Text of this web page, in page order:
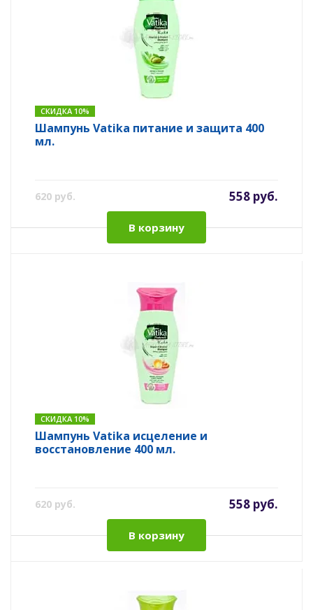
СКИДКА 10%
Шампунь Vatika питание и защита 400
мл.
620 руб. 558 руб.
В корзину
СКИДКА 10%
Шампунь Vatika исцеление и
восстановление 400 мл.
620 руб. 558 руб.
В корзину